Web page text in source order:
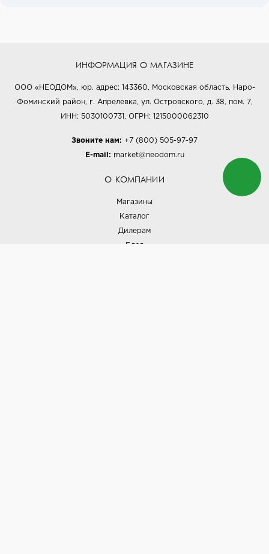
ИНФОРМАЦИЯ О МАГАЗИНЕ
ООО «НЕОДОМ», юр. адрес: 143360, Московская область, Наро-
Фоминский район, г. Апрелевка, ул. Островского, д. 38, пом. 7,
ИНН: 5030100731, ОГРН: 1215000062310
Звоните нам: +7 (800) 505-97-97
E-mail: market@neodom.ru
О КОМПАНИИ
Магазины
Каталог
Дилерам
Блог